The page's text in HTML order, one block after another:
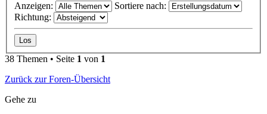
Anzeigen:
Sortiere nach:
Richtung:
38 Themen • Seite 1 von 1
Zurück zur Foren-Übersicht
Gehe zu